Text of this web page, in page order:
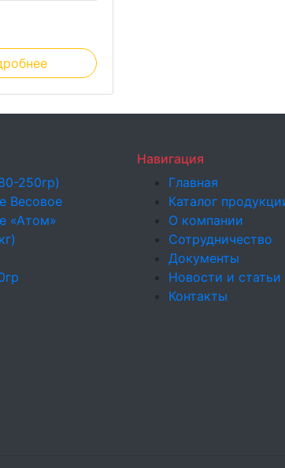
250гр)
Весовое
«Атом»
Навигация
Главная
Каталог
О компании
Сотрудничество
Документы
Новости и статьи
Контакты